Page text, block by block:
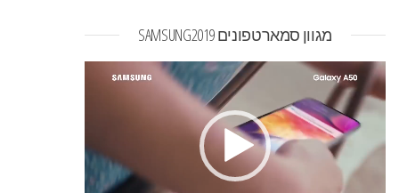
מגוון סמארטפונים SAMSUNG2019
נגן
וידאו